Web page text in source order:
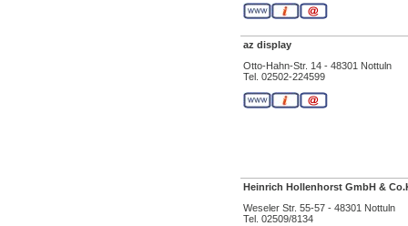
az display
Otto-Hahn-Str. 14 - 48301 Nottuln
Tel. 02502-224599
Heinrich Hollenhorst GmbH &
Weseler Str. 55-57 - 48301 Nottuln
Tel. 02509/8134